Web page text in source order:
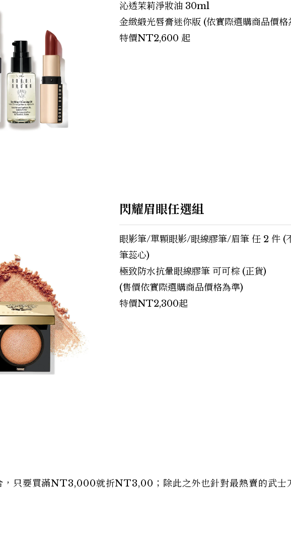
沁透茉莉淨妝油 30ml
金緻緞光唇膏迷你版 (依實際選購商品價格
特價NT2,600 起
閃耀眉眼任選組
眼影筆/單顆眼影/眼線膠筆/眉筆 任 2 件 (
筆蕊心)
極致防水抗暈眼線膠筆 可可棕 (正貨)
(售價依實際選購商品價格為準)
特價NT2,300起
，只要買滿NT3,000就折NT3,00；除此之外也針對最熱賣的武士